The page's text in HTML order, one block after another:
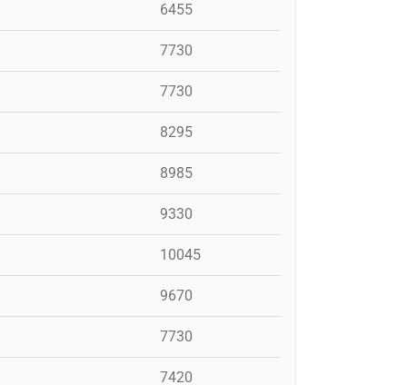
6455
7730
7730
8295
8985
9330
10045
9670
7730
7420